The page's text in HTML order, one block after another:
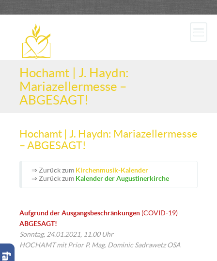
Hochamt | J. Haydn:
Mariazellermesse –
ABGESAGT!
Hochamt | J. Haydn: Mariazellermesse
– ABGESAGT!
⇒ Zurück zum Kirchenmusik-Kalender
⇒ Zurück zum Kalender der Augustinerkirche
Aufgrund der Ausgangsbeschränkungen (COVID-19)
ABGESAGT!
Sonntag, 24.01.2021, 11.00 Uhr
HOCHAMT mit Prior P. Mag. Dominic Sadrawetz OSA